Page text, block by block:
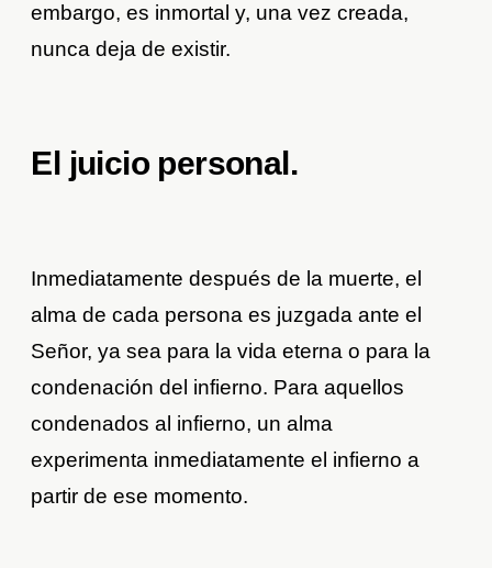
embargo, es inmortal y, una vez creada,
nunca deja de existir.
El juicio personal.
Inmediatamente después de la muerte, el
alma de cada persona es juzgada ante el
Señor, ya sea para la vida eterna o para la
condenación del infierno. Para aquellos
condenados al infierno, un alma
experimenta inmediatamente el infierno a
partir de ese momento.